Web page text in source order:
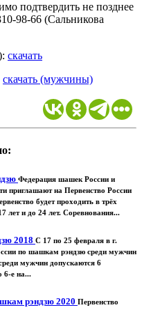
подтвердить не позднее
98-66 (Сальникова
скачать
скачать (мужчины)
Федерация шашек России и
приглашают на Первенство России
будет проходить в трёх
лет и до 24 лет. Соревнования...
2018 С 17 по 25 февраля в г.
по шашкам рэндзю среди мужчин
мужчин допускаются 6
6-е на...
рэндзю 2020 Первенство